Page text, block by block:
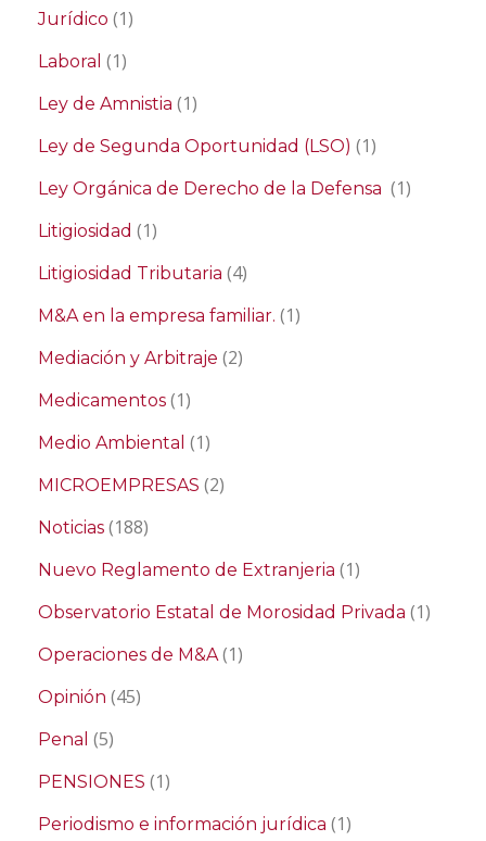
Jurídico (1)
Laboral (1)
Ley de Amnistia (1)
Ley de Segunda Oportunidad (LSO) (1)
Ley Orgánica de Derecho de la Defensa (1)
Litigiosidad (1)
Litigiosidad Tributaria (4)
M&A en la empresa familiar. (1)
Mediación y Arbitraje (2)
Medicamentos (1)
Medio Ambiental (1)
MICROEMPRESAS (2)
Noticias (188)
Nuevo Reglamento de Extranjeria (1)
Observatorio Estatal de Morosidad Privada (1)
Operaciones de M&A(1)
Opinión (45)
Penal (5)
PENSIONES (1)
Periodismo e información jurídica (1)